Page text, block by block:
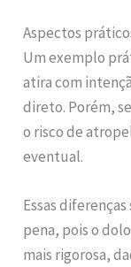
Aspectos
Um exemplo
atira com
direto. Porém,
o risco de
eventual.
Essas
pena, pois o
mais rigorosa,